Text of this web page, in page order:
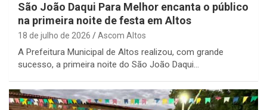
São João Daqui Para Melhor encanta o público
na primeira noite de festa em Altos
18 de julho de 2026 Ascom Altos
A Prefeitura Municipal de Altos realizou, com grande
sucesso, a primeira noite do São João Daqui…